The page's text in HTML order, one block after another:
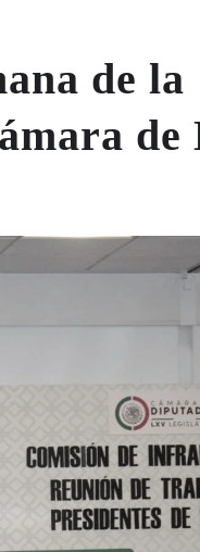
de la
de